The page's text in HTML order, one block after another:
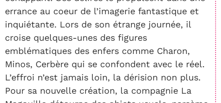
errance au coeur de l’imagerie fantastique et
inquiétante. Lors de son étrange journée, il
croise quelques-unes des figures
emblématiques des enfers comme Charon,
Minos, Cerbère qui se confondent avec le réel.
L’effroi n’est jamais loin, la dérision non plus.
Pour sa nouvelle création, la compagnie La